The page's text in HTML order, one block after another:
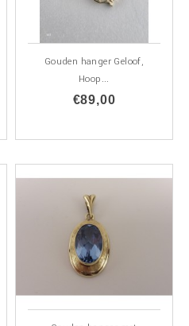
Gouden hanger Geloof,
Hoop...
€89,00